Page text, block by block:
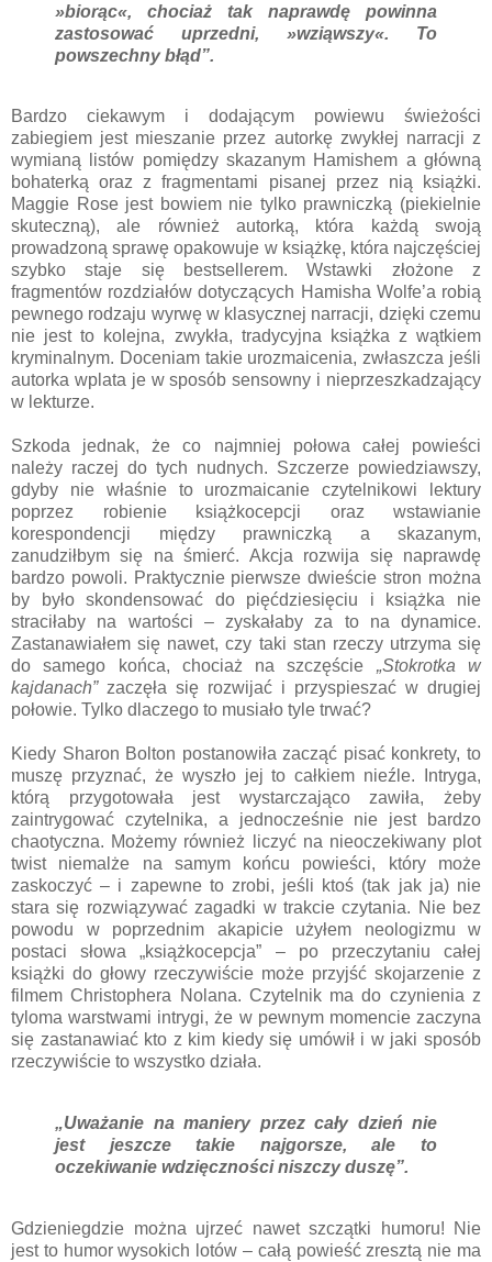
»biorąc«, chociaż tak naprawdę powinna
zastosować uprzedni, »wziąwszy«. To
powszechny błąd”.
Bardzo ciekawym i dodającym powiewu świeżości
zabiegiem jest mieszanie przez autorkę zwykłej narracji z
wymianą listów pomiędzy skazanym Hamishem a główną
bohaterką oraz z fragmentami pisanej przez nią książki.
Maggie Rose jest bowiem nie tylko prawniczką (piekielnie
skuteczną), ale również autorką, która każdą swoją
prowadzoną sprawę opakowuje w książkę, która najczęściej
szybko staje się bestsellerem. Wstawki złożone z
fragmentów rozdziałów dotyczących Hamisha Wolfe’a robią
pewnego rodzaju wyrwę w klasycznej narracji, dzięki czemu
nie jest to kolejna, zwykła, tradycyjna książka z wątkiem
kryminalnym. Doceniam takie urozmaicenia, zwłaszcza jeśli
autorka wplata je w sposób sensowny i nieprzeszkadzający
w lekturze.
Szkoda jednak, że co najmniej połowa całej powieści
należy raczej do tych nudnych. Szczerze powiedziawszy,
gdyby nie właśnie to urozmaicanie czytelnikowi lektury
poprzez robienie książkocepcji oraz wstawianie
korespondencji między prawniczką a skazanym,
zanudziłbym się na śmierć. Akcja rozwija się naprawdę
bardzo powoli. Praktycznie pierwsze dwieście stron można
by było skondensować do pięćdziesięciu i książka nie
straciłaby na wartości – zyskałaby za to na dynamice.
Zastanawiałem się nawet, czy taki stan rzeczy utrzyma się
do samego końca, chociaż na szczęście „Stokrotka w
kajdanach”zaczęła się rozwijać i przyspieszać w drugiej
połowie. Tylko dlaczego to musiało tyle trwać?
Kiedy Sharon Bolton postanowiła zacząć pisać konkrety, to
muszę przyznać, że wyszło jej to całkiem nieźle. Intryga,
którą przygotowała jest wystarczająco zawiła, żeby
zaintrygować czytelnika, a jednocześnie nie jest bardzo
chaotyczna. Możemy również liczyć na nieoczekiwany plot
twist niemalże na samym końcu powieści, który może
zaskoczyć – i zapewne to zrobi, jeśli ktoś (tak jak ja) nie
stara się rozwiązywać zagadki w trakcie czytania. Nie bez
powodu w poprzednim akapicie użyłem neologizmu w
postaci słowa „książkocepcja” – po przeczytaniu całej
książki do głowy rzeczywiście może przyjść skojarzenie z
filmem Christophera Nolana. Czytelnik ma do czynienia z
tyloma warstwami intrygi, że w pewnym momencie zaczyna
się zastanawiać kto z kim kiedy się umówił i w jaki sposób
rzeczywiście to wszystko działa.
„Uważanie na maniery przez cały dzień nie
jest jeszcze takie najgorsze, ale to
oczekiwanie wdzięczności niszczy duszę”.
Gdzieniegdzie można ujrzeć nawet szczątki humoru! Nie
jest to humor wysokich lotów – całą powieść zresztą nie ma